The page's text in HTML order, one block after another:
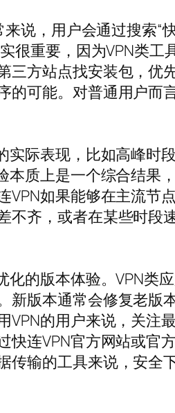
说，用户会通过搜索“
很重要，因为VPN类工
方站点找安装包，优
的可能。对普通用户而
实际表现，比如高峰时
本质上是一个综合结果
如果能够在主流节
不齐，或者在某些时段
的版本体验。VPN类
版本通常会修复老版
的用户来说，关注
连VPN官方网站或官
传输的工具来说，安全